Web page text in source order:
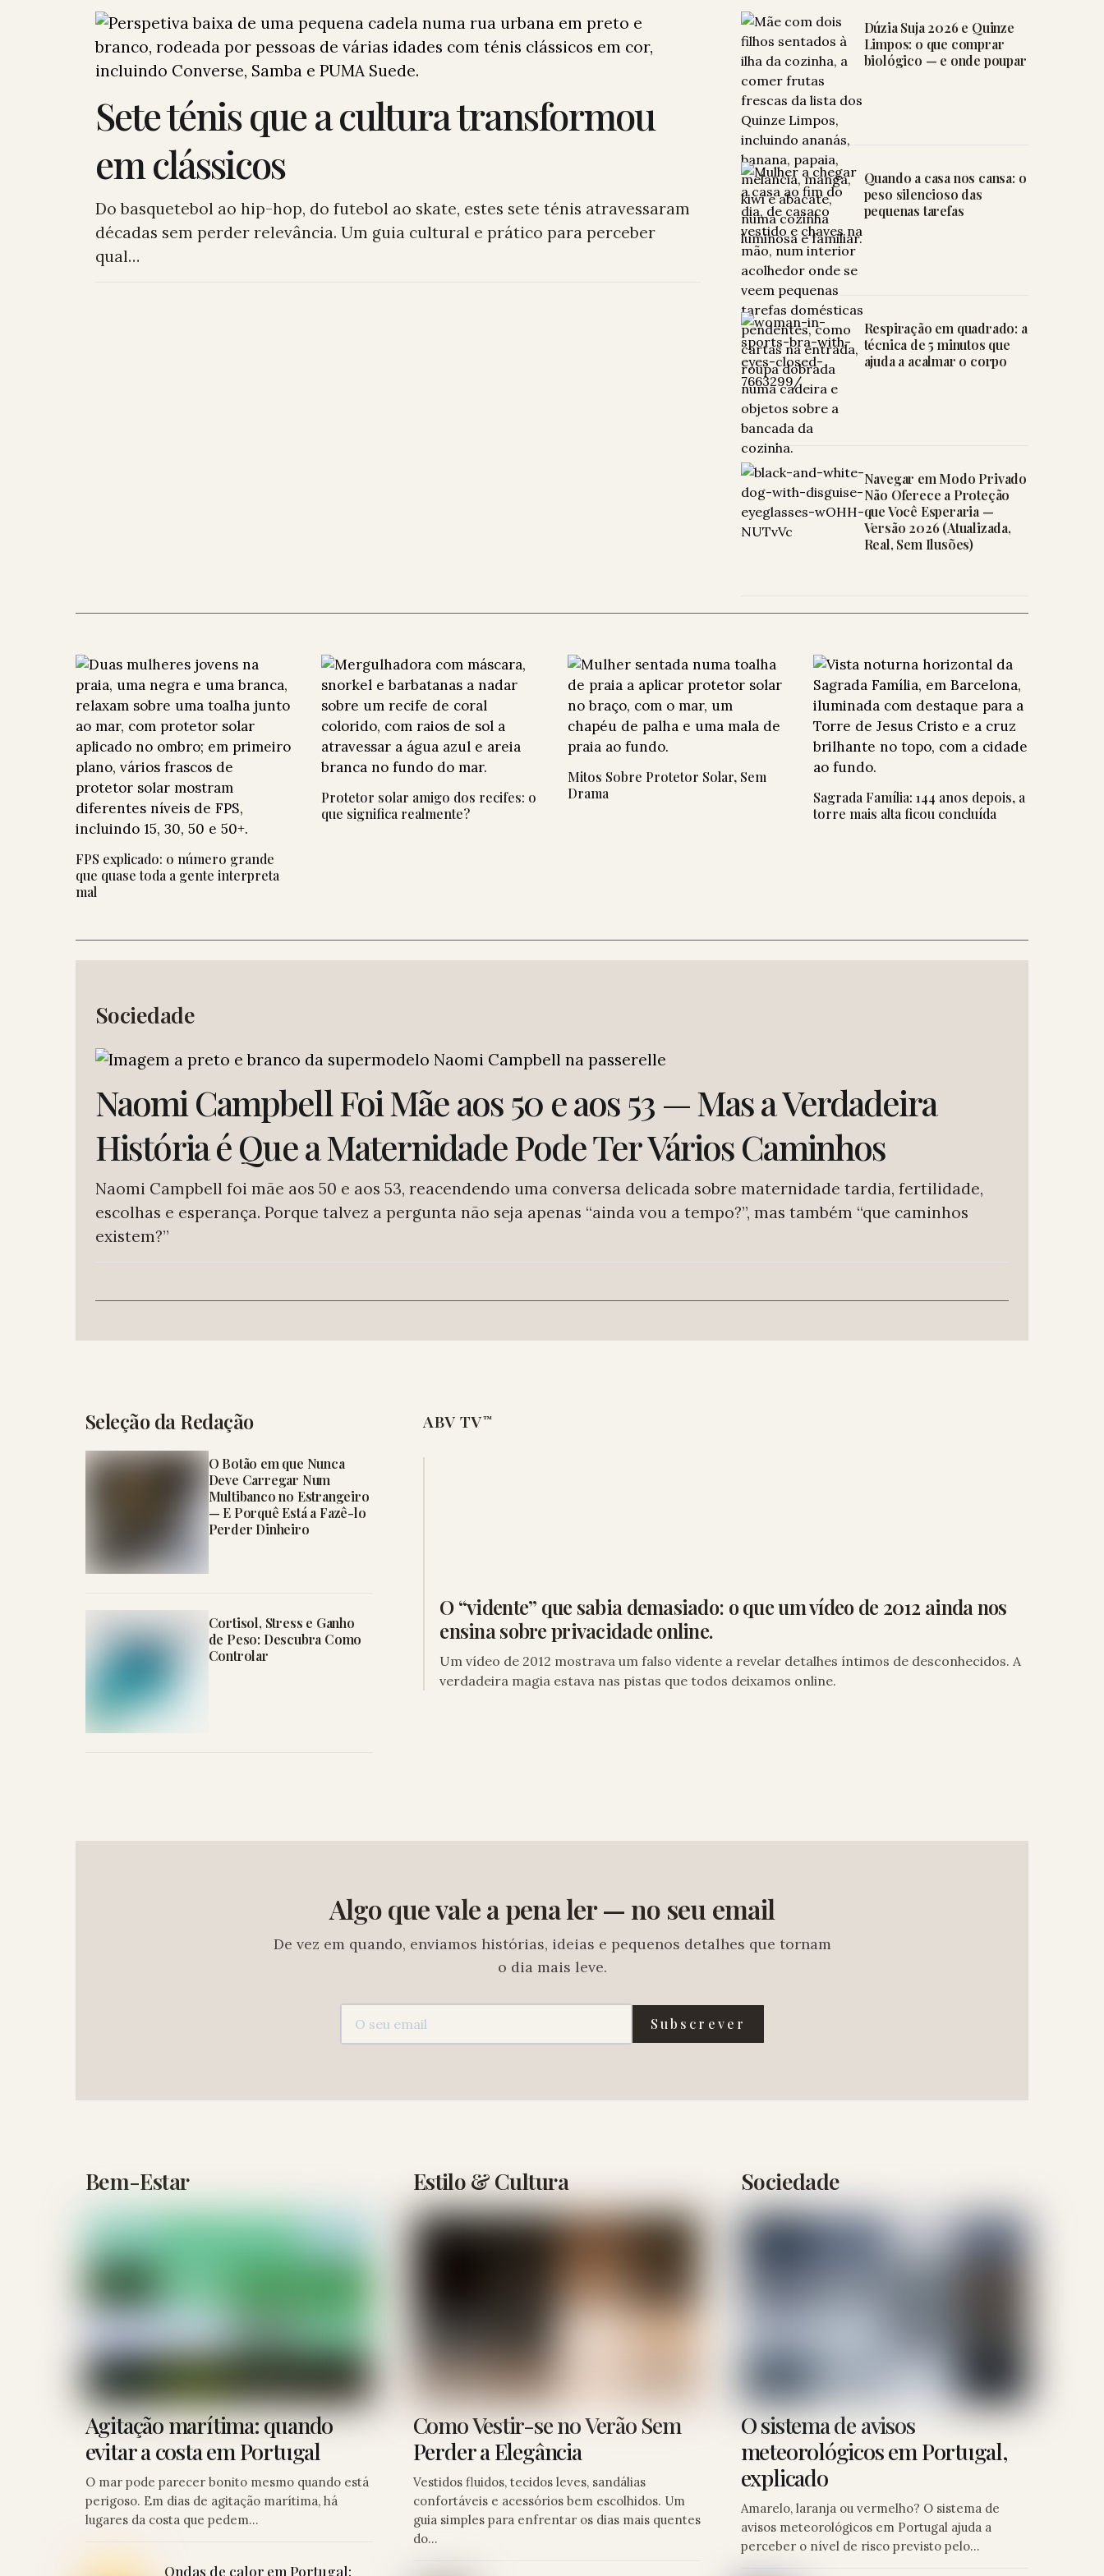
Sete ténis que a cultura transformou
em clássicos
Do basquetebol ao hip-hop, do futebol ao skate, estes sete ténis atravessaram
décadas sem perder relevância. Um guia cultural e prático para perceber
qual…
Dúzia Suja 2026 e Quinze
Limpos: o que comprar
biológico — e onde poupar
Quando a casa nos cansa: o
peso silencioso das
pequenas tarefas
Respiração em quadrado: a
técnica de 5 minutos que
ajuda a acalmar o corpo
Navegar em Modo Privado
Não Oferece a Proteção
que Você Esperaria —
Versão 2026 (Atualizada,
Real, Sem Ilusões)
FPS explicado: o número grande
que quase toda a gente interpreta
mal
Protetor solar amigo dos recifes: o
que significa realmente?
Mitos Sobre Protetor Solar, Sem
Drama
Sagrada Família: 144 anos depois, a
torre mais alta ficou concluída
Sociedade
Naomi Campbell Foi Mãe aos 50 e aos 53 — Mas a Verdadeira
História é Que a Maternidade Pode Ter Vários Caminhos
Naomi Campbell foi mãe aos 50 e aos 53, reacendendo uma conversa delicada sobre maternidade tardia, fertilidade,
escolhas e esperança. Porque talvez a pergunta não seja apenas “ainda vou a tempo?”, mas também “que caminhos
existem?”
Seleção da Redação
O Botão em que Nunca
Deve Carregar Num
Multibanco no Estrangeiro
— E Porquê Está a Fazê-lo
Perder Dinheiro
Cortisol, Stress e Ganho
de Peso: Descubra Como
Controlar
ABV TV™
O “vidente” que sabia demasiado: o que um vídeo de 2012 ainda nos
ensina sobre privacidade online.
Um vídeo de 2012 mostrava um falso vidente a revelar detalhes íntimos de desconhecidos. A
verdadeira magia estava nas pistas que todos deixamos online.
Algo que vale a pena ler — no seu email
De vez em quando, enviamos histórias, ideias e pequenos detalhes que tornam
o dia mais leve.
Subscrever
Bem-Estar
Agitação marítima: quando
evitar a costa em Portugal
O mar pode parecer bonito mesmo quando está
perigoso. Em dias de agitação marítima, há
lugares da costa que pedem…
Ondas de calor em Portugal:
Estilo & Cultura
Como Vestir-se no Verão Sem
Perder a Elegância
Vestidos fluidos, tecidos leves, sandálias
confortáveis e acessórios bem escolhidos. Um
guia simples para enfrentar os dias mais quentes
do…
Sociedade
O sistema de avisos
meteorológicos em Portugal,
explicado
Amarelo, laranja ou vermelho? O sistema de
avisos meteorológicos em Portugal ajuda a
perceber o nível de risco previsto pelo…